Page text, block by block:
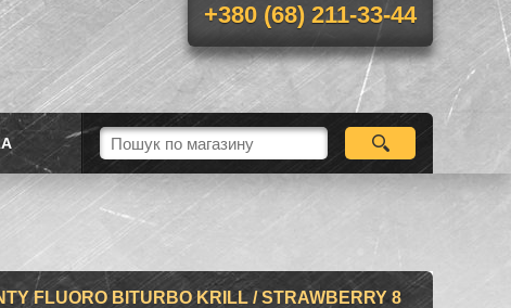
+380 (68) 211-33-44
FLUORO BITURBO KRILL / STRAWBERRY 8